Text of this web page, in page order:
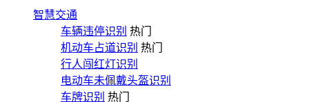
智慧交通
车辆违停识别 热门
机动车占道识别 热门
行人闯红灯识别
电动车未佩戴头盔识别
车牌识别 热门